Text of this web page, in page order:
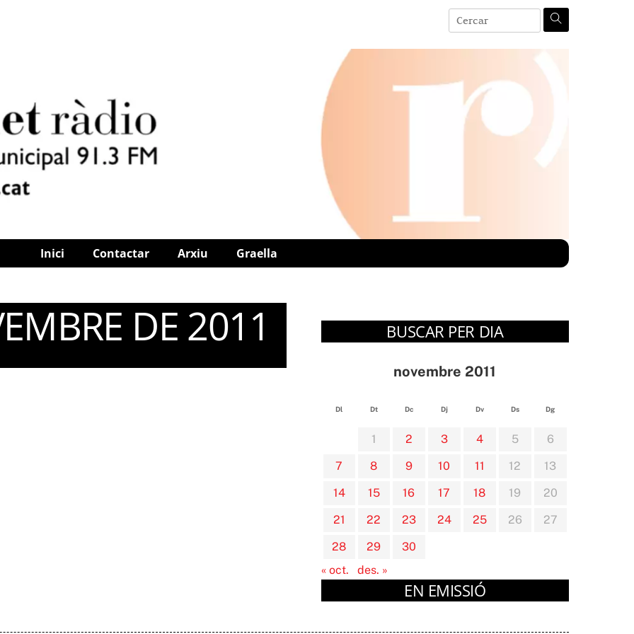
Inici Contactar Arxiu Graella
DE 2011 BUSCAR PER DIA
novembre 2011
Dl Dt Dc Dj Dv Ds Dg
1 2 3 4 5
6
7
8 9 10 11 12
13
14
15 16 17 18 19
20
21
22 23 24 25 26
27
28
29
30
« oct.
des. »
EN EMISSIÓ